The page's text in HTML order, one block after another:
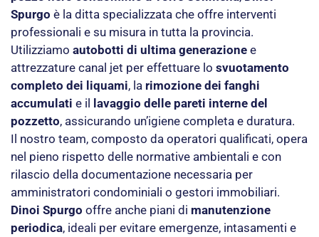
Spurgo è la ditta specializzata che offre interventi
professionali e su misura in tutta la provincia.
Utilizziamo autobotti di ultima generazione e
attrezzature canal jet per effettuare lo svuotamento
completo dei liquami, la rimozione dei fanghi
accumulati e il lavaggio delle pareti interne del
pozzetto, assicurando un’igiene completa e duratura.
Il nostro team, composto da operatori qualificati, opera
nel pieno rispetto delle normative ambientali e con
rilascio della documentazione necessaria per
amministratori condominiali o gestori immobiliari.
Dinoi Spurgo offre anche piani di manutenzione
periodica, ideali per evitare emergenze, intasamenti e